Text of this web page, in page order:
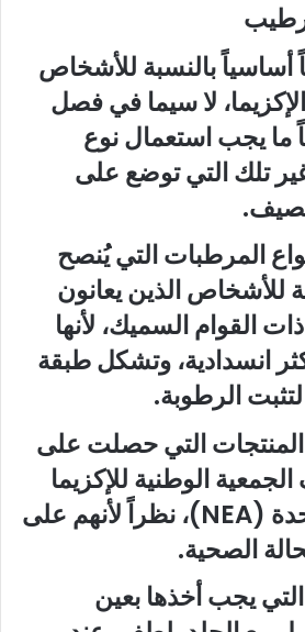
أساسياً بالنسبة للأشخاص
لا سيما في فصل
ما يجب استعمال نوع
تلك التي توضع على
المرطبات التي يُنصح
للأشخاص الذين يعانون
القوام السميك، لأنها
انسدادية، وتشكل طبقة
الرطوبة.
المنتجات التي حصلت على
الوطنية للإكزيما
في الولايات المتحدة (NEA)، نظراً لأنهم على
الصحية.
يجب أخذها بعين